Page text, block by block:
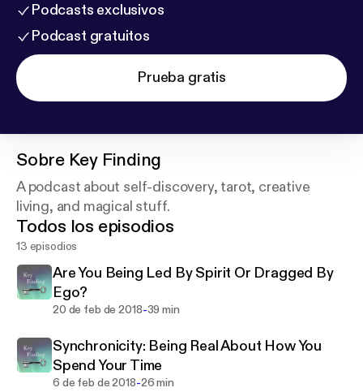
Podcasts exclusivos
Podcast gratuitos
Prueba gratis
Sobre Key Finding
A podcast about self-discovery, tarot, creative
living, and magical stuff.
Todos los episodios
13 episodios
Are You Being Led By Spirit Or Dragged By
Ego?
20 de feb de 2018-39 min
Synchronicity: Being Real About How You
Spend Your Time
6 de feb de 2018-26 min